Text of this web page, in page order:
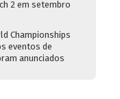
2 em setembro
Championships
eventos de
anunciados